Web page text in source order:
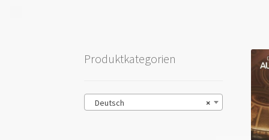
Produktkategorien
×
Deutsch